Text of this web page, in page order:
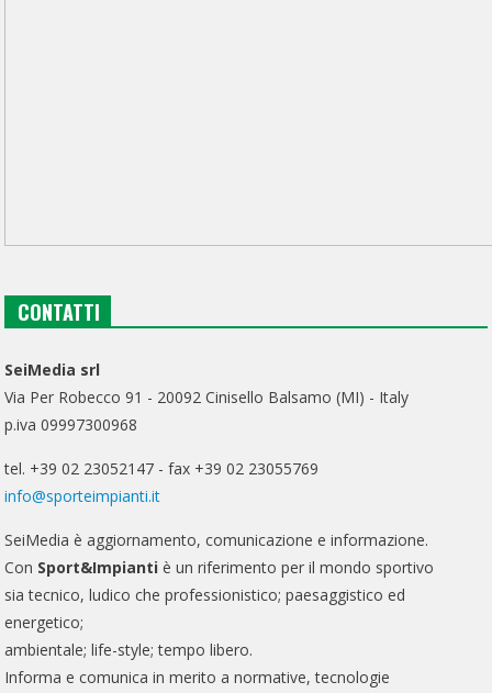
CONTATTI
SeiMedia srl
Via Per Robecco 91 - 20092 Cinisello Balsamo (MI) - Italy
p.iva 09997300968
tel. +39 02 23052147 - fax +39 02 23055769
info@sporteimpianti.it
SeiMedia è aggiornamento, comunicazione e informazione.
Con Sport&Impianti è un riferimento per il mondo sportivo
sia tecnico, ludico che professionistico; paesaggistico ed
energetico;
ambientale; life-style; tempo libero.
Informa e comunica in merito a normative, tecnologie